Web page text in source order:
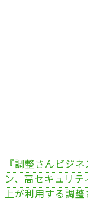
『調整さんビジ
ン、高セキュリ
上が利用する調